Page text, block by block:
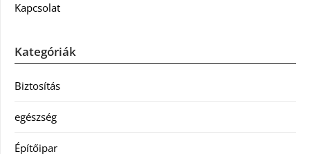
Kapcsolat
Kategóriák
Biztosítás
egészség
Építőipar